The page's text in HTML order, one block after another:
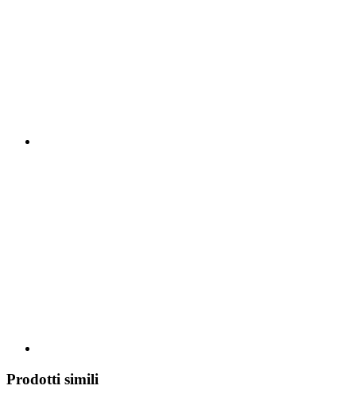
Prodotti simili